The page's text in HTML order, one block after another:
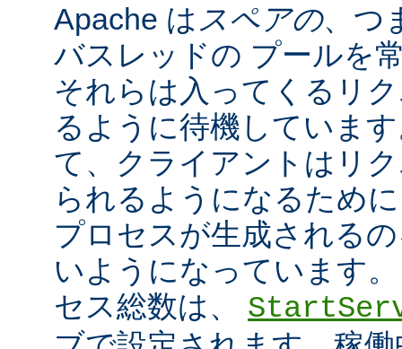
Apache は スペアの、つ
バスレッドの プールを
それらは入ってくるリ
るように待機していま
て、クライアントはリ
られるようになるため
プロセスが生成される
いようになっています
セス総数は、